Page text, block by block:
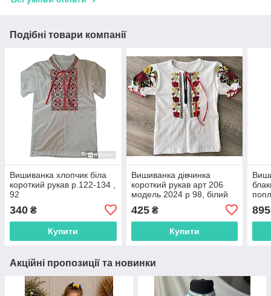
Подібні товари компанії
Вишиванка хлопчик біла
короткий рукав р.122-134 ,
92
340 ₴
Купити
Вишиванка дівчинка
короткий рукав арт 206
модель 2024 р 98, білий
425₴
Купити
895
Акційні пропозиції та новинки